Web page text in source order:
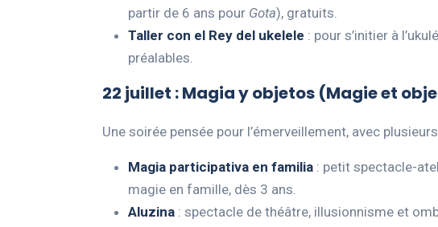
partir de 6 ans pour Gota), gratuits.
Taller con el Rey del ukelele : pour s’initier à
préalables.
22 juillet : Magia y objetos (Magie et
Une soirée pensée pour l’émerveillement, avec
Magia participativa en familia : petit spectacle-
magie en famille, dès 3 ans.
Aluzina : spectacle de théâtre, illusionnisme et